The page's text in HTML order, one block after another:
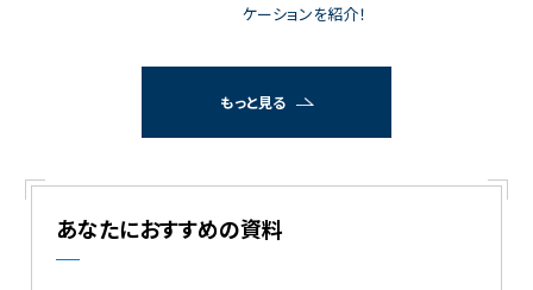
ケーションを紹介！
もっと見る
あなたにおすすめの資料